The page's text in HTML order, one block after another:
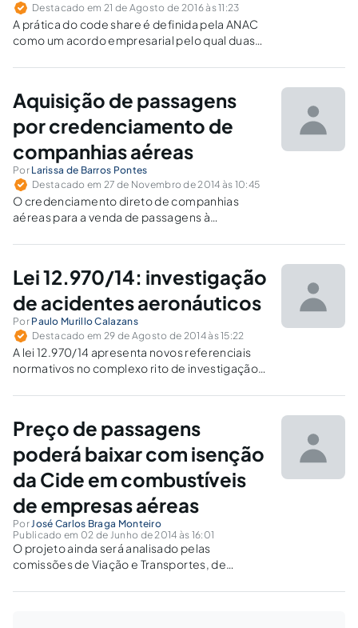
Destacado em 21 de Agosto de 2016 às 11:23
A prática do code share é definida pela ANAC
como um acordo empresarial pelo qual duas
mesmo voo, dividindo entre si a
Aquisição de passagens
por credenciamento de
companhias aéreas
Por Larissa de Barros Pontes
Destacado em 27 de Novembro de 2014 às 10:45
O credenciamento direto de companhias
aéreas para a venda de passagens à
mais agilidade e economia, como também
do direito administrativo.
Lei 12.970/14: investigação
de acidentes aeronáuticos
Por Paulo Murillo Calazans
Destacado em 29 de Agosto de 2014 às 15:22
A lei 12.970/14 apresenta novos referenciais
normativos no complexo rito de investigação
Preço de passagens
poderá baixar com isenção
da Cide em combustíveis
de empresas aéreas
Por José Carlos Braga Monteiro
Publicado em 02 de Junho de 2014 às 16:01
O projeto ainda será analisado pelas
comissões de Viação e Transportes, de
Justiça e Cidadania.